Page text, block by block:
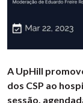
A UpHill
dos CSP ao
sessão,